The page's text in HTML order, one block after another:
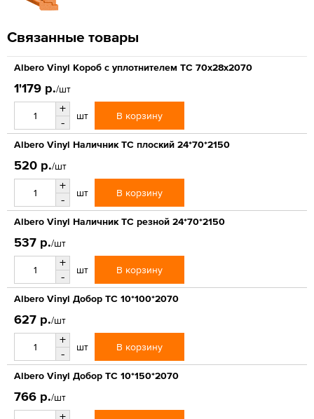
Связанные товары
Albero Vinyl Короб с уплотнителем ТС 70х28х2070
1'179 р./шт
+
-
шт В корзину
Albero Vinyl Наличник ТС плоский 24*70*2150
520 р./шт
+
-
шт В корзину
Albero Vinyl Наличник ТС резной 24*70*2150
537 р./шт
+
-
шт В корзину
Albero Vinyl Добор ТС 10*100*2070
627 р./шт
+
-
шт В корзину
Albero Vinyl Добор ТС 10*150*2070
766 р./шт